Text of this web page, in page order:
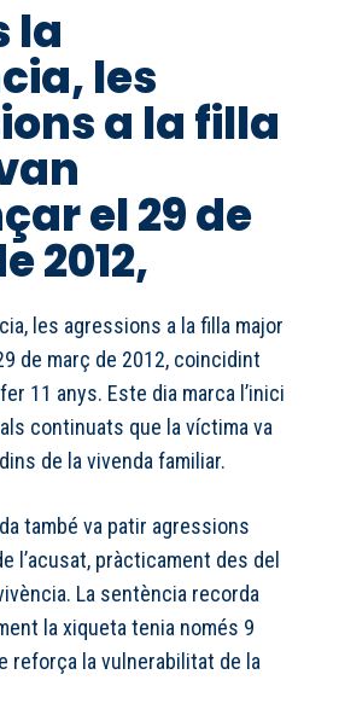
la
les
a la filla
el 29 de
2012,
les agressions a la filla major
de març de 2012, coincidint
11 anys. Este dia marca l’inici
continuats que la víctima va
de la vivenda familiar.
també va patir agressions
l’acusat, pràcticament des del
La sentència recorda
la xiqueta tenia només 9
reforça la vulnerabilitat de la